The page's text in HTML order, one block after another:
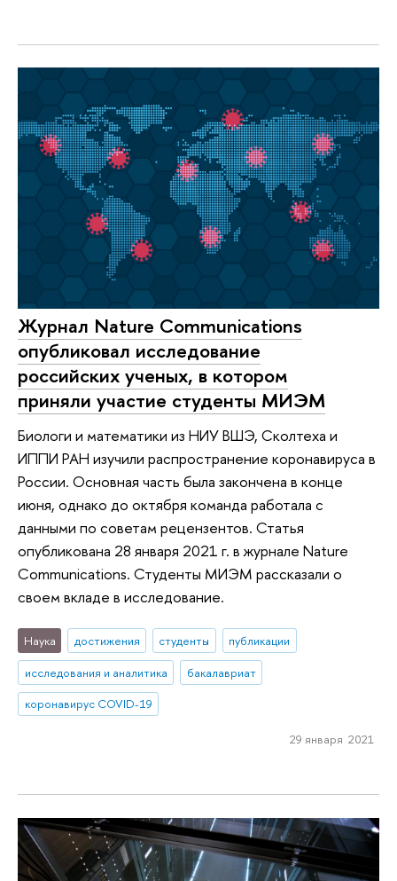
Журнал Nature Communications
опубликовал исследование
российских ученых, в котором
приняли участие студенты МИЭМ
Биологи и математики из НИУ ВШЭ, Сколтеха и
ИППИ РАН изучили распространение коронавируса в
России. Основная часть была закончена в конце
июня, однако до октября команда работала с
данными по советам рецензентов. Статья
опубликована 28 января 2021 г. в журнале Nature
Communications. Студенты МИЭМ рассказали о
своем вкладе в исследование.
Наука достижения студенты
публикации
исследования и аналитика
бакалавриат
коронавирус COVID-19
29 января 2021